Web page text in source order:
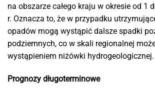
na obszarze całego kraju w okresie od 1
r. Oznacza to, że w przypadku
opadów mogą wystąpić dalsze spadki
podziemnych, co w skali regionalnej
wystąpieniem niżówki hydrogeologicznej.
Prognozy długoterminowe